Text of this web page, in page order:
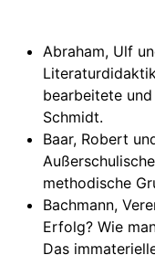
Abraham, Ulf
bearbeitete
Schmidt.
Baar, Robert
methodische
Bachmann,
Erfolg? Wie
Das